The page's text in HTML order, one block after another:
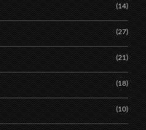
(14)
(27)
(21)
(18)
(10)